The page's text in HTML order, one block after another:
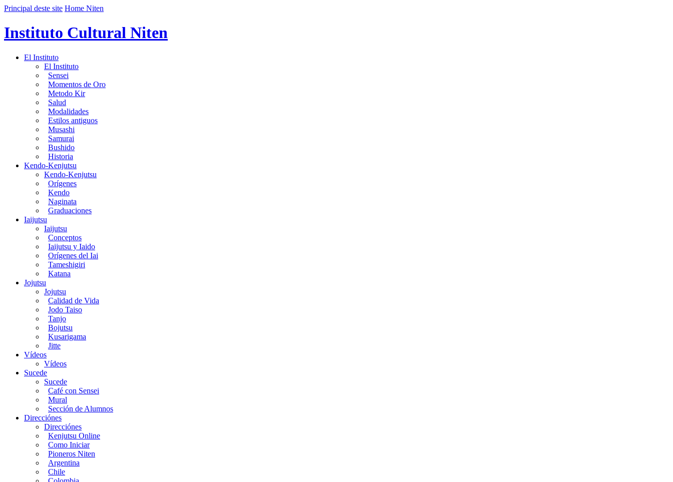
Principal deste site Home Niten
Instituto Cultural Niten
El Instituto
El Instituto
Sensei
Momentos de Oro
Metodo Kir
Salud
Modalidades
Estilos antiguos
Musashi
Samurai
Bushido
Historia
Kendo-Kenjutsu
Kendo-Kenjutsu
Orígenes
Kendo
Naginata
Graduaciones
Iaijutsu
Iaijutsu
Conceptos
Iaijutsu y Iaido
Orígenes del Iai
Tameshigiri
Katana
Jojutsu
Jojutsu
Calidad de Vida
Jodo Taiso
Tanjo
Bojutsu
Kusarigama
Jitte
Vídeos
Vídeos
Sucede
Sucede
Café con Sensei
Mural
Sección de Alumnos
Direcciónes
Direcciónes
Kenjutsu Online
Como Iniciar
Pioneros Niten
Argentina
Chile